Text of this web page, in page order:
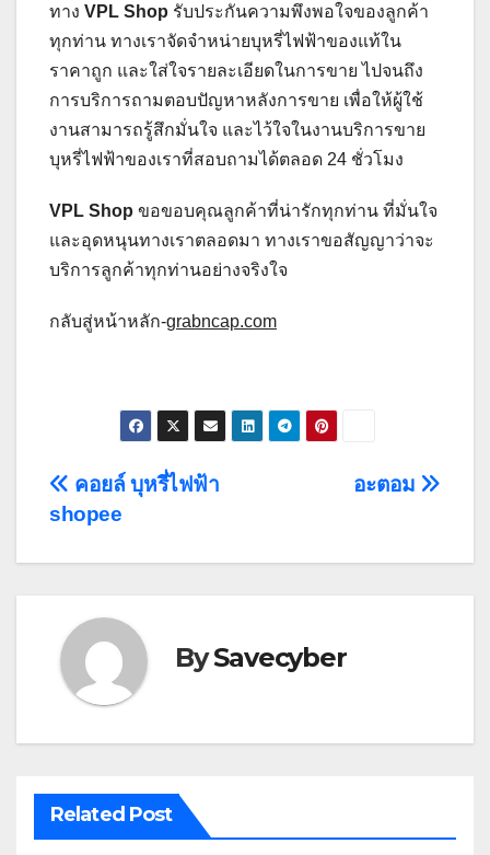
ทาง VPL Shop รับประกันความพึงพอใจของลูกค้า
ทุกท่าน ทางเราจัดจำหน่ายบุหรี่ไฟฟ้าของแท้ใน
ราคาถูก และใส่ใจรายละเอียดในการขาย ไปจนถึง
การบริการถามตอบปัญหาหลังการขาย เพื่อให้ผู้ใช้
งานสามารถรู้สึกมั่นใจ และไว้ใจในงานบริการขาย
บุหรี่ไฟฟ้าของเราที่สอบถามได้ตลอด 24 ชั่วโมง
VPL Shop ขอขอบคุณลูกค้าที่น่ารักทุกท่าน ที่มั่นใจ
และอุดหนุนทางเราตลอดมา ทางเราขอสัญญาว่าจะ
บริการลูกค้าทุกท่านอย่างจริงใจ
กลับสู่หน้าหลัก-grabncap.com
Post
navigation
อะตอม
คอยล์ บุหรี่ไฟฟ้า
shopee
BySavecyber
Related Post